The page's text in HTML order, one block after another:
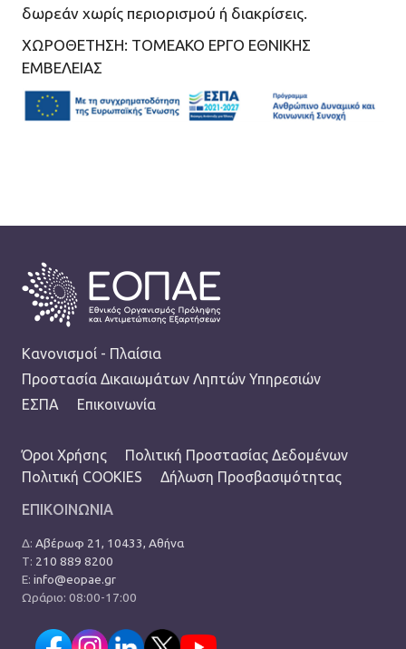
δωρεάν χωρίς περιορισμού ή διακρίσεις.
ΧΩΡΟΘΕΤΗΣΗ: ΤΟΜΕΑΚΟ ΕΡΓΟ ΕΘΝΙΚΗΣ
ΕΜΒΕΛΕΙΑΣ
FOOTER
Κανονισμοί - Πλαίσια
Προστασία Δικαιωμάτων Ληπτών Υπηρεσιών
ΕΣΠΑ
Επικοινωνία
TERMS MENU
Όροι Χρήσης
Πολιτική Προστασίας Δεδομένων
Πολιτική COOKIES
Δήλωση Προσβασιμότητας
ΕΠΙΚΟΙΝΩΝΙΑ
Δ: Αβέρωφ 21, 10433, Αθήνα
Τ: 210 889 8200
Ε: info@eopae.gr
Ωράριο: 08:00-17:00